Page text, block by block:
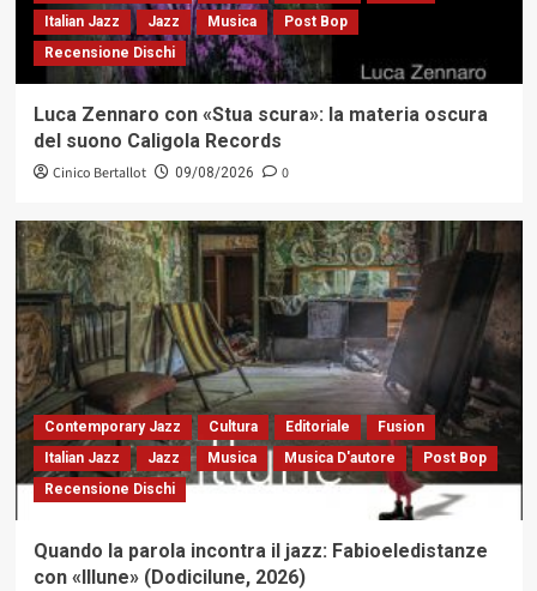
Italian Jazz
Jazz Musica
Post Bop
Recensione Dischi
Luca Zennaro con «Stua scura»: la materia oscura
del suono Caligola Records
Cinico Bertallot 09/08/2026 0
Contemporary Jazz Cultura Editoriale
Fusion
Italian Jazz
Jazz Musica Musica D'autore
Post Bop
Recensione Dischi
Quando la parola incontra il jazz: Fabioeledistanze
con «Illune» (Dodicilune, 2026)